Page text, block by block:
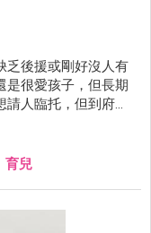
乏後援或剛好沒人有
是很愛孩子，但長期
人臨托，但到府保
自己Me Time的媽
育兒